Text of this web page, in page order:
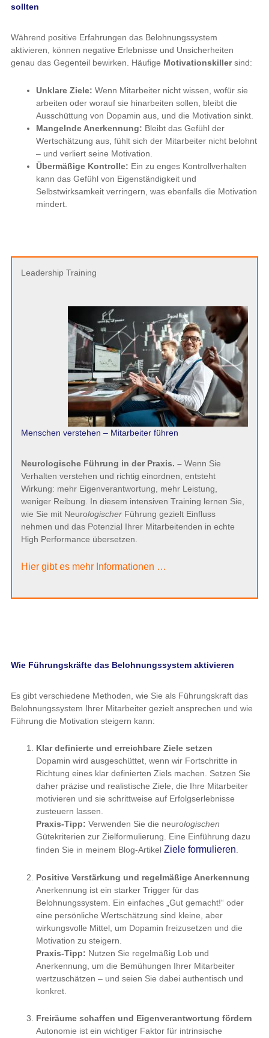
sollten
Während positive Erfahrungen das Belohnungssystem
aktivieren, können negative Erlebnisse und Unsicherheiten
genau das Gegenteil bewirken. Häufige Motivationskillersind:
Unklare Ziele: Wenn Mitarbeiter nicht wissen, wofür sie
arbeiten oder worauf sie hinarbeiten sollen, bleibt die
Ausschüttung von Dopamin aus, und die Motivation sinkt.
Mangelnde Anerkennung: Bleibt das Gefühl der
Wertschätzung aus, fühlt sich der Mitarbeiter nicht belohnt
– und verliert seine Motivation.
Übermäßige Kontrolle: Ein zu enges Kontrollverhalten
kann das Gefühl von Eigenständigkeit und
Selbstwirksamkeit verringern, was ebenfalls die Motivation
mindert.
Leadership Training
Menschen verstehen – Mitarbeiter führen
Neurologische Führung in der Praxis. – Wenn Sie
Verhalten verstehen und richtig einordnen, entsteht
Wirkung: mehr Eigenverantwortung, mehr Leistung,
weniger Reibung. In diesem intensiven Training lernen Sie,
wie Sie mit NeurologischerFührung gezielt Einfluss
nehmen und das Potenzial Ihrer Mitarbeitenden in echte
High Performance übersetzen.
Hier gibt es mehr Informationen …
Wie Führungskräfte das Belohnungssystem aktivieren
Es gibt verschiedene Methoden, wie Sie als Führungskraft das
Belohnungssystem Ihrer Mitarbeiter gezielt ansprechen und wie
Führung die Motivation steigern kann:
Klar definierte und erreichbare Ziele setzen
Dopamin wird ausgeschüttet, wenn wir Fortschritte in
Richtung eines klar definierten Ziels machen. Setzen Sie
daher präzise und realistische Ziele, die Ihre Mitarbeiter
motivieren und sie schrittweise auf Erfolgserlebnisse
zusteuern lassen.
Praxis-Tipp: Verwenden Sie die neurologischen
Gütekriterien zur Zielformulierung. Eine Einführung dazu
finden Sie in meinem Blog-Artikel Ziele formulieren.
Positive Verstärkung und regelmäßige Anerkennung
Anerkennung ist ein starker Trigger für das
Belohnungssystem. Ein einfaches „Gut gemacht!“ oder
eine persönliche Wertschätzung sind kleine, aber
wirkungsvolle Mittel, um Dopamin freizusetzen und die
Motivation zu steigern.
Praxis-Tipp: Nutzen Sie regelmäßig Lob und
Anerkennung, um die Bemühungen Ihrer Mitarbeiter
wertzuschätzen – und seien Sie dabei authentisch und
konkret.
Freiräume schaffen und Eigenverantwortung fördern
Autonomie ist ein wichtiger Faktor für intrinsische